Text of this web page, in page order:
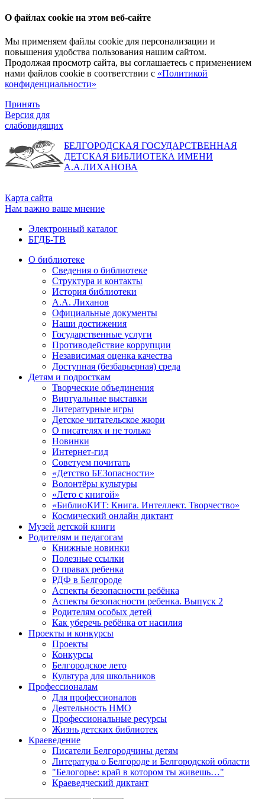
О файлах cookie на этом веб-сайте
Мы применяем файлы cookie для персонализации и
повышения удобства пользования нашим сайтом.
Продолжая просмотр сайта, вы соглашаетесь с применением
нами файлов cookie в соответствии с «Политикой
конфиденциальности»
Принять
Версия для
слабовидящих
БЕЛГОРОДСКАЯ ГОСУДАРСТВЕННАЯ
ДЕТСКАЯ БИБЛИОТЕКА ИМЕНИ
А.А.ЛИХАНОВА
Карта сайта
Нам важно ваше мнение
Электронный каталог
БГДБ-ТВ
О библиотеке
Сведения о библиотеке
Структура и контакты
История библиотеки
А.А. Лиханов
Официальные документы
Наши достижения
Государственные услуги
Противодействие коррупции
Независимая оценка качества
Доступная (безбарьерная) среда
Детям и подросткам
Творческие объединения
Виртуальные выставки
Литературные игры
Детское читательское жюри
О писателях и не только
Новинки
Интернет-гид
Советуем почитать
«Детство БЕЗопасности»
Волонтёры культуры
«Лето с книгой»
«БиблиоКИТ: Книга. Интеллект. Творчество»
Космический онлайн диктант
Музей детской книги
Родителям и педагогам
Книжные новинки
Полезные ссылки
О правах ребенка
РДФ в Белгороде
Аспекты безопасности ребёнка
Аспекты безопасности ребенка. Выпуск 2
Родителям особых детей
Как уберечь ребёнка от насилия
Проекты и конкурсы
Проекты
Конкурсы
Белгородское лето
Культура для школьников
Профессионалам
Для профессионалов
Деятельность НМО
Профессиональные ресурсы
Жизнь детских библиотек
Краеведение
Писатели Белгородчины детям
Литература о Белгороде и Белгородской области
"Белогорье: край в котором ты живешь…"
Краеведческий диктант